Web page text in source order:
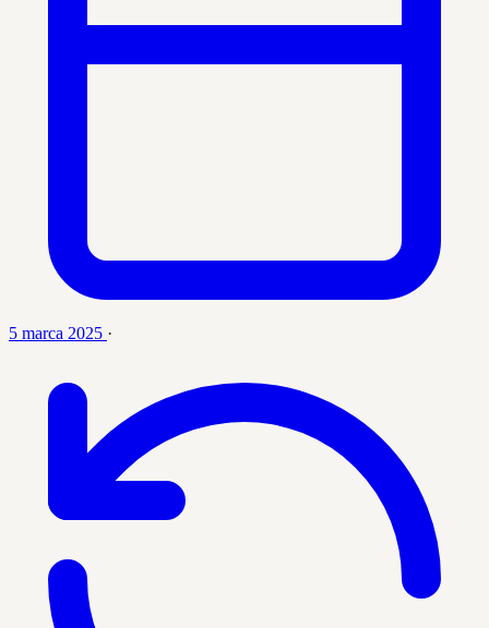
5 marca 2025 ·